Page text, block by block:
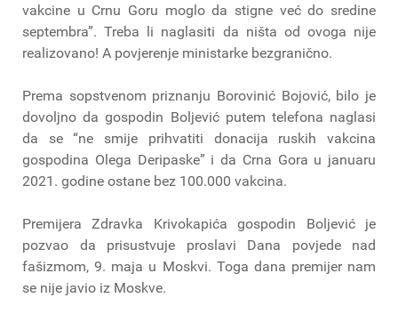
vakcine u Crnu Goru moglo da stigne već do sredine
septembra”. Treba li naglasiti da ništa od ovoga nije
realizovano! A povjerenje ministarke bezgranično.
Prema sopstvenom priznanju Borovinić Bojović, bilo je
dovoljno da gospodin Boljević putem telefona naglasi
da se “ne smije prihvatiti donacija ruskih vakcina
gospodina Olega Deripaske” i da Crna Gora u januaru
2021. godine ostane bez 100.000 vakcina.
Premijera Zdravka Krivokapića gospodin Boljević je
pozvao da prisustvuje proslavi Dana povjede nad
fašizmom, 9. maja u Moskvi. Toga dana premijer nam
se nije javio iz Moskve.